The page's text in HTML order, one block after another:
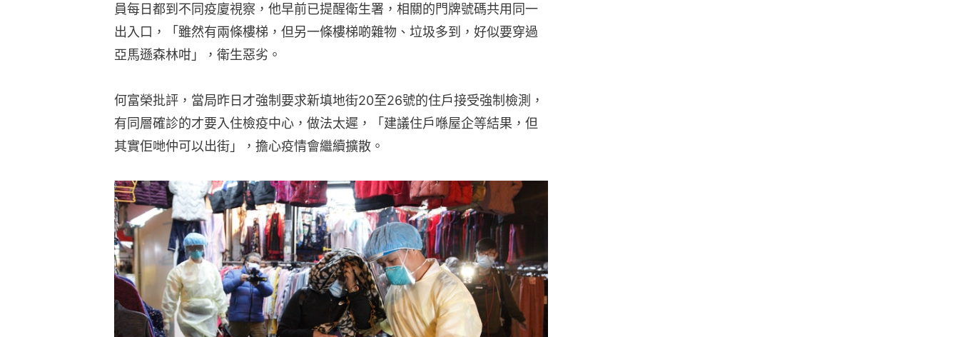
員每日都到不同疫廈視察，他早前已提醒衛生署，相關的門牌號碼共用同一
出入口，「雖然有兩條樓梯，但另一條樓梯啲雜物、垃圾多到，好似要穿過
亞馬遜森林咁」，衛生惡劣。
何富榮批評，當局昨日才強制要求新填地街20至26號的住戶接受強制檢測，
有同層確診的才要入住檢疫中心，做法太遲，「建議住戶喺屋企等結果，但
其實佢哋仲可以出街」，擔心疫情會繼續擴散。